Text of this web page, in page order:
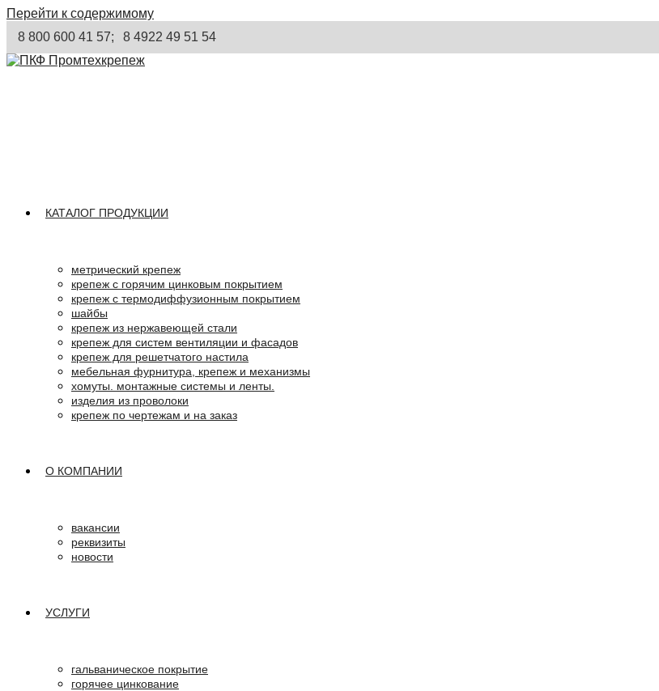
Перейти к содержимому
8 800 600 41 57;
8 4922 49 51 54
КАТАЛОГ ПРОДУКЦИИ
метрический крепеж
крепеж с горячим цинковым покрытием
крепеж с термодиффузионным покрытием
шайбы
крепеж из нержавеющей стали
крепеж для систем вентиляции и фасадов
крепеж для решетчатого настила
мебельная фурнитура, крепеж и механизмы
хомуты. монтажные системы и ленты.
изделия из проволоки
крепеж по чертежам и на заказ
О КОМПАНИИ
вакансии
реквизиты
новости
УСЛУГИ
гальваническое покрытие
горячее цинкование